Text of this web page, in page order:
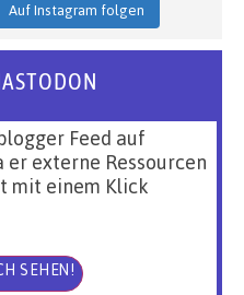
Auf Instagram folgen
Feed auf
er externe Ressourcen
mit einem Klick
SEHEN!